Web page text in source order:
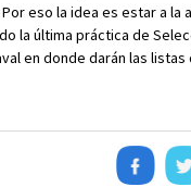
Por eso la idea es estar a la
la última práctica de
en donde darán las listas